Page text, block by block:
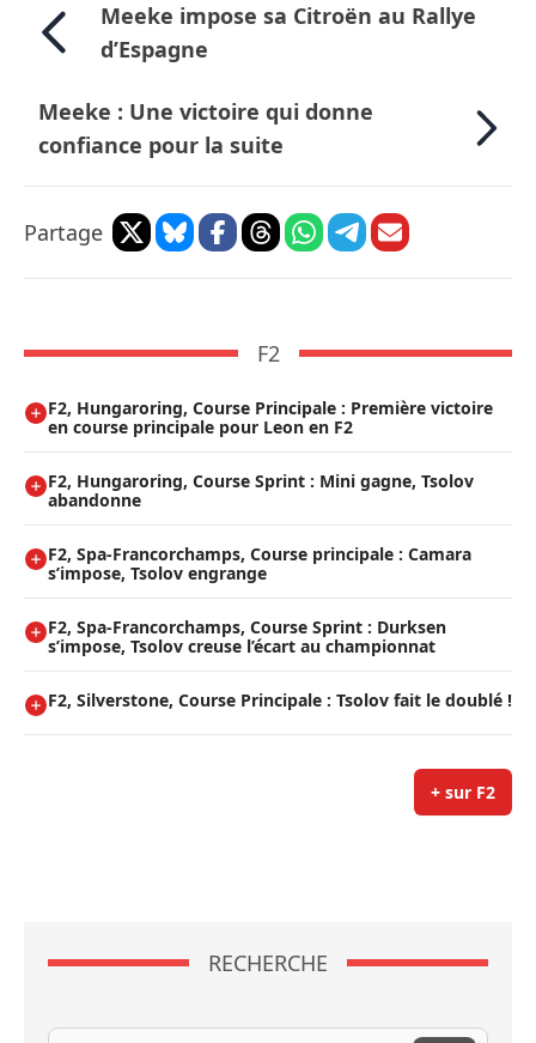
Meeke impose sa Citroën au Rallye
d’Espagne
Meeke : Une victoire qui donne
confiance pour la suite
Partage
F2
F2, Hungaroring, Course Principale : Première victoire
en course principale pour Leon en F2
F2, Hungaroring, Course Sprint : Mini gagne, Tsolov
abandonne
F2, Spa-Francorchamps, Course principale : Camara
s’impose, Tsolov engrange
F2, Spa-Francorchamps, Course Sprint : Durksen
s’impose, Tsolov creuse l’écart au championnat
F2, Silverstone, Course Principale : Tsolov fait le doublé !
+ sur F2
RECHERCHE
Recherche